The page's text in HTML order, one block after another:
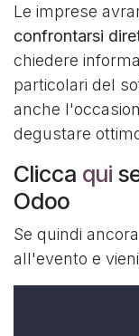
Le imprese
confrontarsi
chiedere
particolari del
anche
degustare
Clicca qui
Odoo
Se quindi
all'evento e